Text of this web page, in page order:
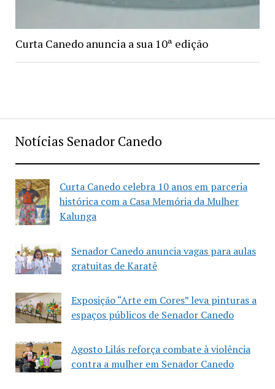
Notícias Senador Canedo
Curta Canedo celebra 10 anos em parceria
histórica com a Casa Memória da Mulher
Kalunga
Senador Canedo anuncia vagas para aulas
gratuitas de Karatê
Exposição “Arte em Cores” leva pinturas a
espaços públicos de Senador Canedo
Agosto Lilás reforça combate à violência
contra a mulher em Senador Canedo
Curta Canedo anuncia a sua 10ª edição